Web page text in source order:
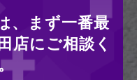
、まず一番最
店にご相談く